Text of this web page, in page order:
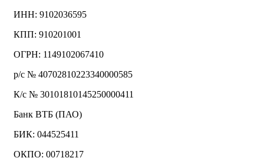
ИНН: 9102036595
КПП: 910201001
ОГРН: 1149102067410
р/с № 40702810223340000585
К/с № 30101810145250000411
Банк ВТБ (ПАО)
БИК: 044525411
ОКПО: 00718217